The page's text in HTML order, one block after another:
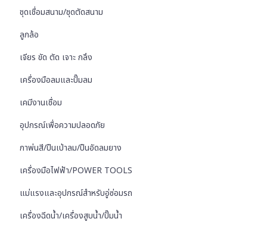
ชุดเชื่อมสนาม/ชุดตัดสนาม
ลูกล้อ
เจียร ขัด ตัด เจาะ กลึง
เครื่องมือลมและปั๊มลม
เคมีงานเชื่อม
อุปกรณ์เพื่อความปลอดภัย
กาพ่นสี/ปืนเป่าลม/ปืนอัดลมยาง
เครื่องมือไฟฟ้า/POWER TOOLS
แม่แรงและอุปกรณ์สำหรับอู่ซ่อมรถ
เครื่องฉีดน้ำ/เครื่องสูบน้ำ/ปั๊มน้ำ